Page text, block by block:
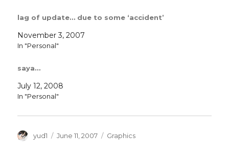
lag of update… due to some ‘accident’
November 3, 2007
In "Personal"
saya…
July 12, 2008
In "Personal"
Author
yud1
Posted
June 11, 2007 Categories
Graphics